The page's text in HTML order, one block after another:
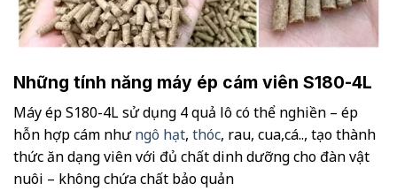
Những tính năng máy ép cám viên S180-4L
Máy ép S180-4L sử dụng 4 quả lô có thể nghiền – ép
hỗn hợp cám nhưngô hạt, thóc, rau, cua,cá.., tạo thành
thức ăn dạng viên với đủ chất dinh dưỡng cho đàn vật
nuôi – không chứa chất bảo quản